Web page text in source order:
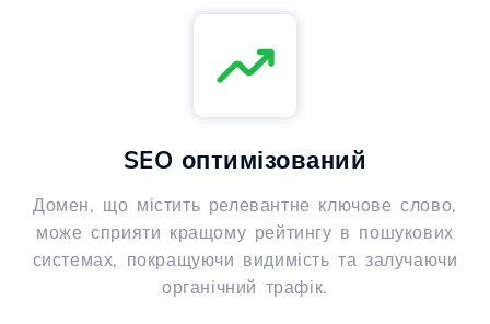
SEO оптимізований
Домен, що містить релевантне ключове слово,
може сприяти кращому рейтингу в пошукових
системах, покращуючи видимість та залучаючи
органічний трафік.